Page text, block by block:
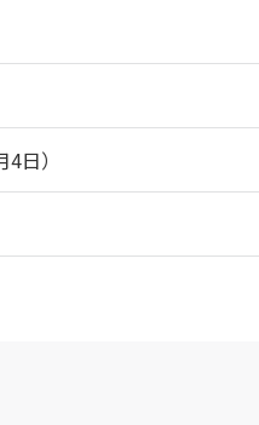
日）